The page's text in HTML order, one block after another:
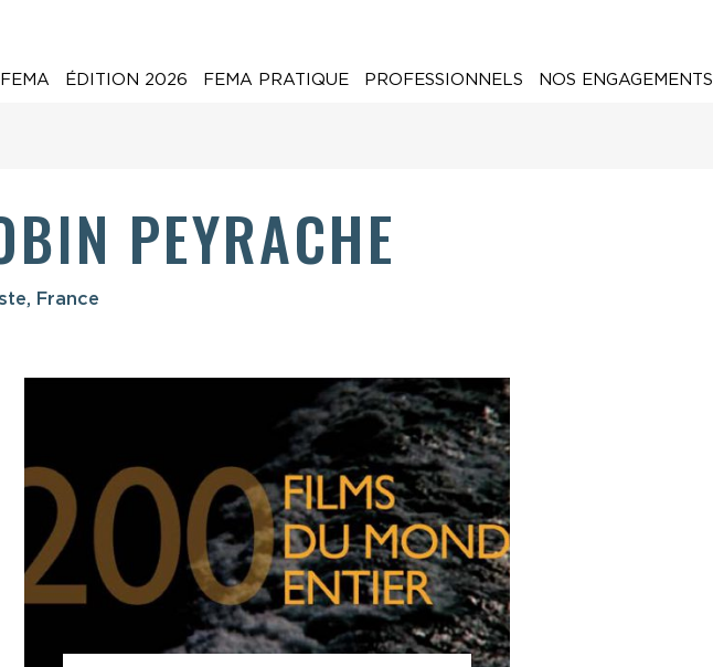
ÉDITION 2026 FEMA PRATIQUE PROFESSIONNELS NOS ENGAGEMENTS
PEYRACHE
France